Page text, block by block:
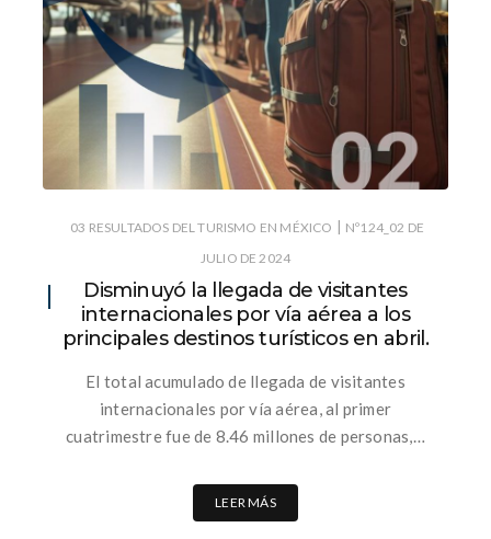
03 RESULTADOS DEL TURISMO EN MÉXICO | Nº124_02 DE
JULIO DE 2024
Disminuyó la llegada de visitantes
internacionales por vía aérea a los
principales destinos turísticos en abril.
El total acumulado de llegada de visitantes
internacionales por vía aérea, al primer
cuatrimestre fue de 8.46 millones de personas,…
LEER MÁS